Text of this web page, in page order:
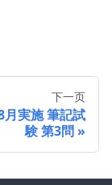
下一页
月実施 筆記試
験 第3問